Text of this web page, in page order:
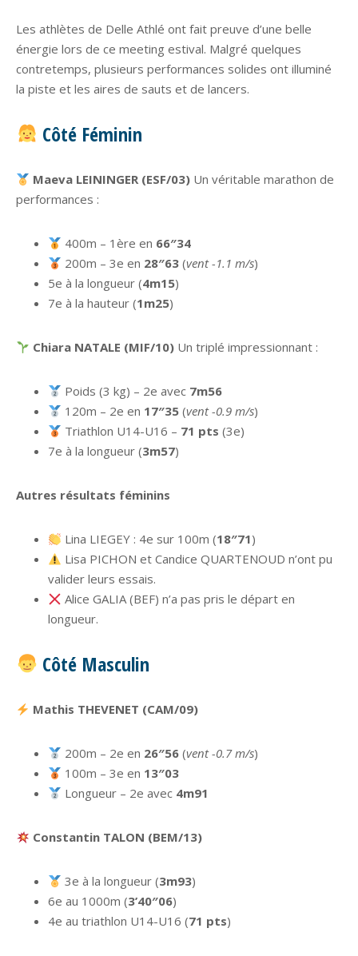
Les athlètes de Delle Athlé ont fait preuve d’une belle
énergie lors de ce meeting estival. Malgré quelques
contretemps, plusieurs performances solides ont illuminé
la piste et les aires de sauts et de lancers.
Côté Féminin
Maeva LEININGER (ESF/03) Un véritable marathon de
performances :
400m – 1ère en 66″34
200m – 3e en 28″63 (vent -1.1 m/s)
5e à la longueur (4m15)
7e à la hauteur (1m25)
Chiara NATALE (MIF/10) Un triplé impressionnant :
Poids (3 kg) – 2e avec 7m56
120m – 2e en 17″35 (vent -0.9 m/s)
Triathlon U14-U16 – 71 pts (3e)
7e à la longueur (3m57)
Autres résultats féminins
Lina LIEGEY : 4e sur 100m (18″71)
Lisa PICHON et Candice QUARTENOUD n’ont pu
valider leurs essais.
Alice GALIA (BEF) n’a pas pris le départ en
longueur.
Côté Masculin
Mathis THEVENET (CAM/09)
200m – 2e en 26″56 (vent -0.7 m/s)
100m – 3e en 13″03
Longueur – 2e avec 4m91
Constantin TALON (BEM/13)
3e à la longueur (3m93)
6e au 1000m (3’40″06)
4e au triathlon U14-U16 (71 pts)